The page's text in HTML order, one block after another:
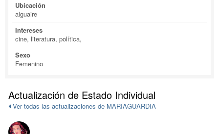
Ubicación
alguaire
Intereses
cine, literatura, política,
Sexo
Femenino
Actualización de Estado Individual
Ver todas las actualizaciones de MARIAGUARDIA